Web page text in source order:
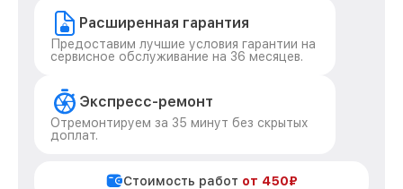
Расширенная гарантия
Предоставим лучшие условия гарантии на
сервисное обслуживание на 36 месяцев.
Экспресс-ремонт
Отремонтируем за 35 минут без скрытых
доплат.
Стоимость работ от 450₽